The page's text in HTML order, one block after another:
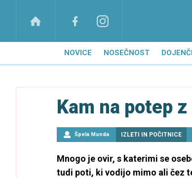
NOVICE NOSEČNOST
Kam na potep
Špela Munda IZLETI IN POČITNICE
Mnogo je ovir, s katerimi se
tudi poti, ki vodijo mimo ali čez